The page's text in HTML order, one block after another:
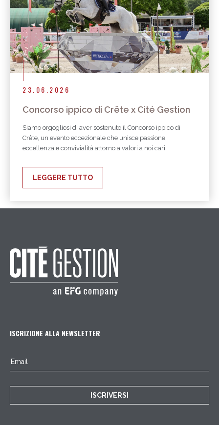
23.06.2026
Concorso ippico di Crête x Cité Gestion
Siamo orgogliosi di aver sostenuto il Concorso ippico di
Crête, un evento eccezionale che unisce passione,
eccellenza e convivialità attorno a valori a noi cari.
LEGGERE TUTTO
ISCRIZIONE ALLA NEWSLETTER
ISCRIVERSI